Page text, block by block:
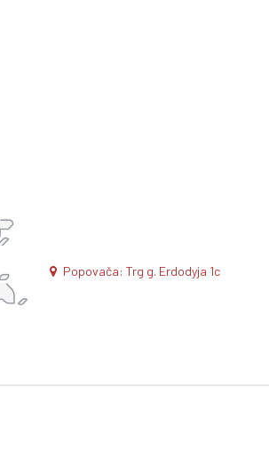
Popovača: Trg g. Erdodyja 1c